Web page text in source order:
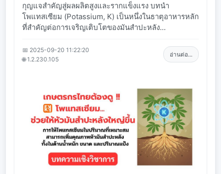
กุญแจสำคัญสู่ผลผลิตสูงและรากแข็งแรง บทนำ
โพแทสเซียม (Potassium, K) เป็นหนึ่งในธาตุอาหารหลัก
ที่สำคัญต่อการเจริญเติบโตของมันสำปะหลัง...
📅 2025-09-20 11:22:20
🌐 1.2.230.105
อ่านต่อ...